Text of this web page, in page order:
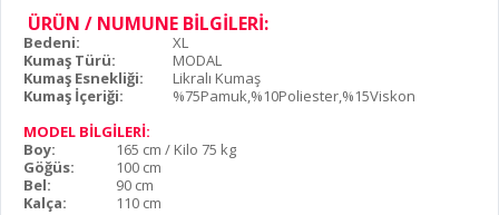
ÜRÜN / NUMUNE BİLGİLERİ:
Bedeni:
XL
Kumaş Türü:
MODAL
Kumaş Esnekliği:
Likralı Kumaş
Kumaş İçeriği:
%75Pamuk,%10Poliester,%15Viskon
MODEL BİLGİLERİ:
Boy:
165 cm / Kilo 75 kg
Göğüs:
100 cm
Bel:
90 cm
Kalça:
110 cm